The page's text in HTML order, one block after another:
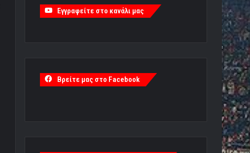
Εγγραφείτε στο κανάλι μας
Βρείτε μας στο Facebook